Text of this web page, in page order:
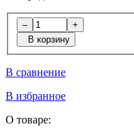
–
+
В корзину
В сравнение
В избранное
О товаре: